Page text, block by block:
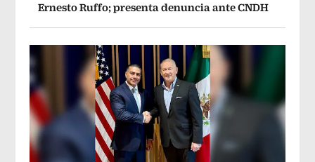
Ernesto Ruffo; presenta denuncia ante CNDH